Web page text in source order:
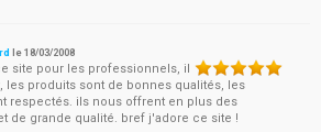
le18/03/2008
site pour les professionnels, il
les produits sont de bonnes qualités, les
respectés. ils nous offrent en plus des
de grande qualité. bref j'adore ce site !